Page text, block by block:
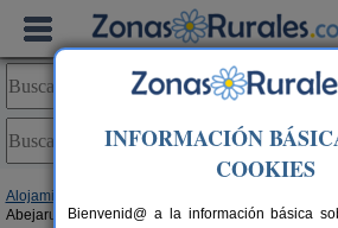
Alojamientos
Abejaruco
INFORMACIÓN
COOKIES
Bienvenid@ a la información básica